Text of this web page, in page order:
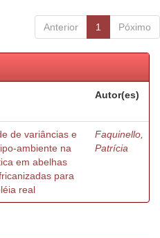
Anterior 1 Póximo
Autor(es)
de variâncias e
ambiente na
em abelhas
para
real
Faquinello,
Patrícia